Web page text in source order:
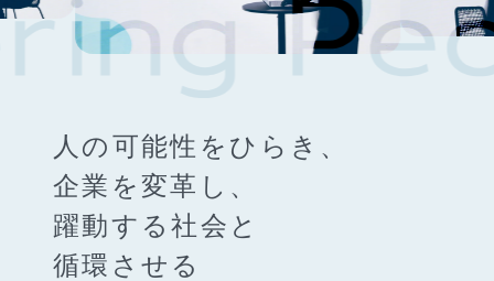
人の可能性をひらき、
企業を変革し、
躍動する社会と
循環させる